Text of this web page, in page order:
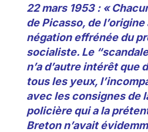
22 mars 1953 : «
de Picasso, de
négation effrénée du
socialiste. Le
n’a d’autre intérêt que
tous les yeux,
avec les consignes de
policière qui a la
Breton n’avait